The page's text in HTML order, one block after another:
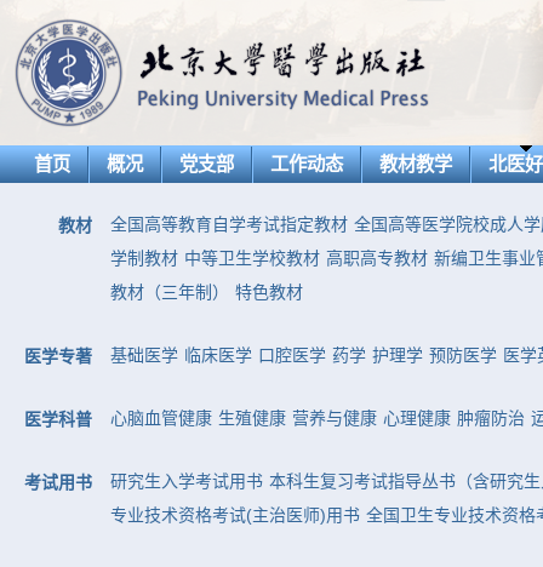
首页 概况 党支部 工作动态 教材教学 北医
教材 全国高等教育自学考试指定教材 全国高等医学院校成人
学制教材 中等卫生学校教材 高职高专教材 新编卫生事业
教材（三年制）
特色教材
医学专著 基础医学 临床医学 口腔医学 药学 护理学 预防医学 医学
医学科普 心脑血管健康 生殖健康 营养与健康 心理健康 肿瘤防治
考试用书 研究生入学考试用书 本科生复习考试指导丛书（含研究
专业技术资格考试(主治医师)用书 全国卫生专业技术资格